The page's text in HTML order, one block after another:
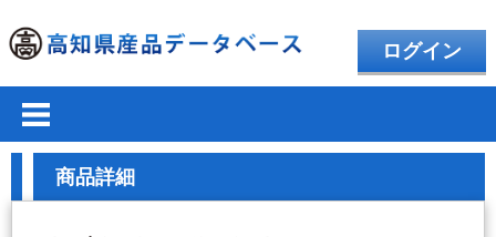
ログイン
商品詳細